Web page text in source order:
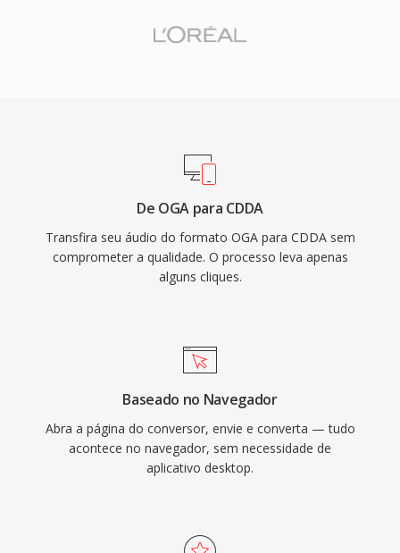
De OGA para CDDA
Transfira seu áudio do formato OGA para CDDA sem
comprometer a qualidade. O processo leva apenas
alguns cliques.
Baseado no Navegador
Abra a página do conversor, envie e converta — tudo
acontece no navegador, sem necessidade de
aplicativo desktop.